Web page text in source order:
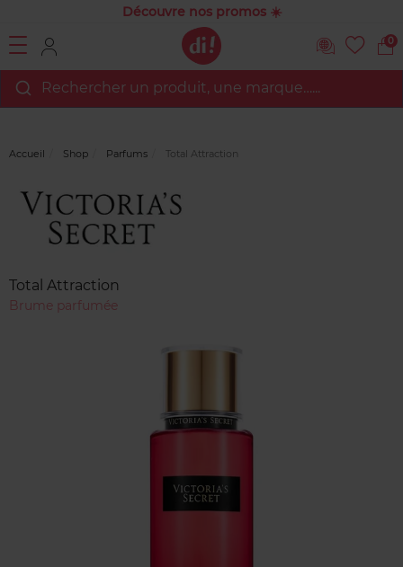
Découvre nos promos ☀️
0
Rechercher un produit, une marque…...
Accueil Shop Parfums Total Attraction
Total Attraction
Brume parfumée